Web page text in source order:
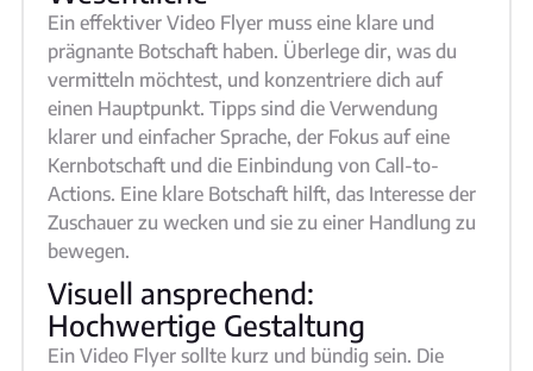
Ein effektiver Video Flyer muss eine klare und
prägnante Botschaft haben. Überlege dir, was du
vermitteln möchtest, und konzentriere dich auf
einen Hauptpunkt. Tipps sind die Verwendung
klarer und einfacher Sprache, der Fokus auf eine
Kernbotschaft und die Einbindung von Call-to-
Actions. Eine klare Botschaft hilft, das Interesse der
Zuschauer zu wecken und sie zu einer Handlung zu
bewegen.
Visuell ansprechend:
Hochwertige Gestaltung
Ein Video Flyer sollte kurz und bündig sein. Die